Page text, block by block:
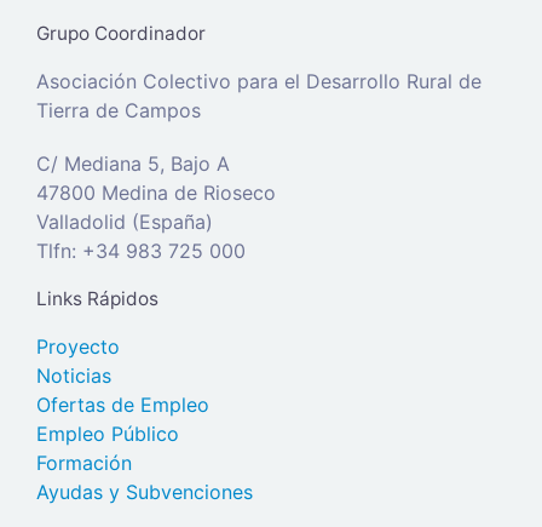
Grupo Coordinador
Asociación Colectivo para el Desarrollo Rural de
Tierra de Campos
C/ Mediana 5, Bajo A
47800 Medina de Rioseco
Valladolid (España)
Tlfn: +34 983 725 000
Links Rápidos
Proyecto
Noticias
Ofertas de Empleo
Empleo Público
Formación
Ayudas y Subvenciones